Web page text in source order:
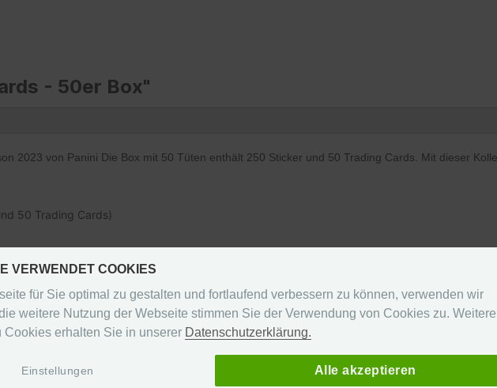
VERWENDET COOKIES
für Sie optimal zu gestalten und fortlaufend verbessern zu können, verwenden wir
weitere Nutzung der Webseite stimmen Sie der Verwendung von Cookies zu. Weitere
Cookies erhalten Sie in unserer Datenschutzerklärung.
Einstellungen Alle akzeptieren
- 50er Box"
2023 von Panini Die Box mit 50 Tüten enthält 250 Sticker und 50 Trading Cards. Mit dieser
50 Trading Cards)
NFL-Infoseite